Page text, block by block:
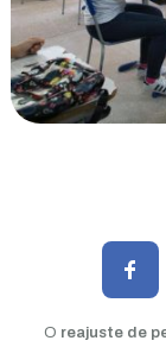
O reajuste de